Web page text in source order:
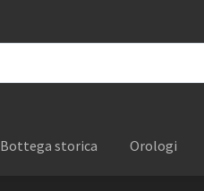
Bottega storica Orologi